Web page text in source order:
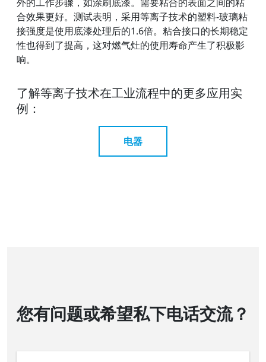
合效果更好。测试表明，采用等离子技术的塑料-玻璃粘
接强度是使用底漆处理后的1.6倍。粘合接口的长期稳定
性也得到了提高，这对燃气灶的使用寿命产生了积极影
响。
了解等离子技术在工业流程中的更多应用实
例：
电器
您有问题或希望私下电话交流？